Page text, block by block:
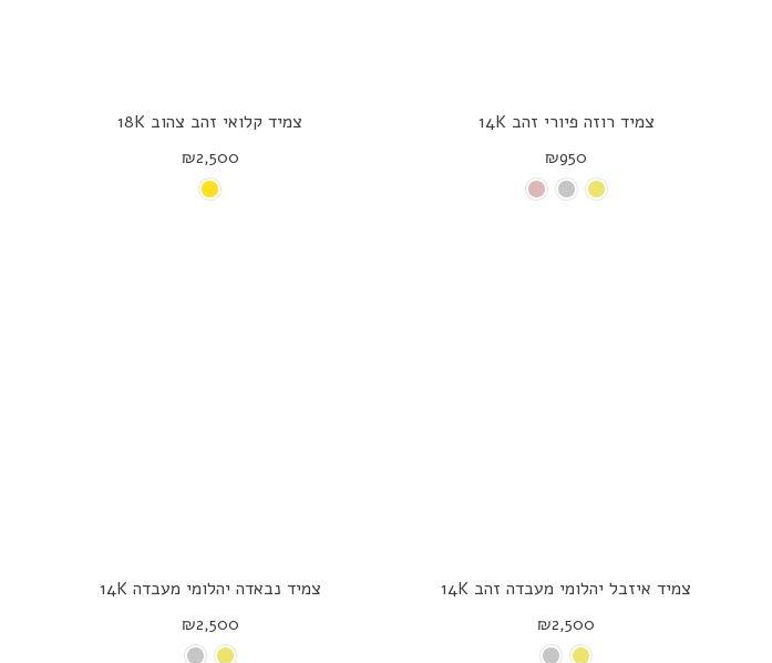
צמיד רוזה פיורי זהב 14K
₪950
צמיד קלואי זהב צהוב 18K
₪2,500
צמיד איזבל יהלומי מעבדה זהב 14K
₪2,500
צמיד נבאדה יהלומי מעבדה 14K
₪2,500